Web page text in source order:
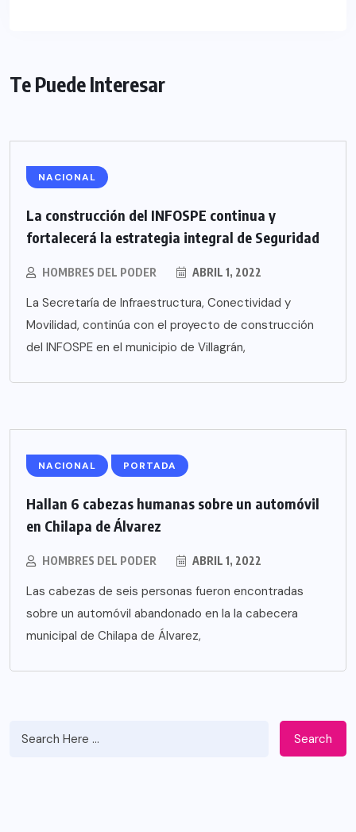
Te Puede Interesar
NACIONAL
La construcción del INFOSPE continua y
fortalecerá la estrategia integral de Seguridad
HOMBRES DEL PODER ABRIL 1, 2022
La Secretaría de Infraestructura, Conectividad y
Movilidad, continúa con el proyecto de construcción
del INFOSPE en el municipio de Villagrán,
NACIONAL PORTADA
Hallan 6 cabezas humanas sobre un automóvil
en Chilapa de Álvarez
HOMBRES DEL PODER ABRIL 1, 2022
Las cabezas de seis personas fueron encontradas
sobre un automóvil abandonado en la la cabecera
municipal de Chilapa de Álvarez,
Search